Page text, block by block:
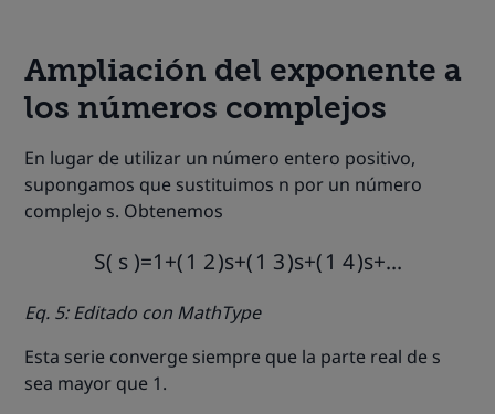
Ampliación del exponente a
los números complejos
En lugar de utilizar un número entero positivo,
supongamos que sustituimos n por un número
complejo s. Obtenemos
S( s )=1+(1 2)s+(1 3)s+(1 4)s+…
Eq. 5: Editado con MathType
Esta serie converge siempre que la parte real de s
sea mayor que 1.